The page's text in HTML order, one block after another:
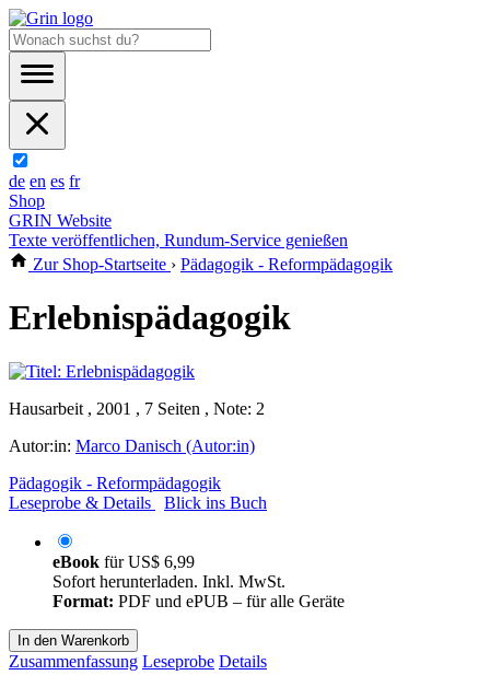
de en es fr
Shop
GRIN Website
Texte veröffentlichen, Rundum-Service genießen
Zur Shop-Startseite › Pädagogik - Reformpädagogik
Erlebnispädagogik
Hausarbeit , 2001 , 7 Seiten , Note: 2
Autor:in: Marco Danisch (Autor:in)
Pädagogik - Reformpädagogik
Leseprobe & Details
Blick ins Buch
eBook fürUS$ 6,99
Sofort herunterladen. Inkl. MwSt.
Format: PDF und ePUB – für alle Geräte
In den Warenkorb
Zusammenfassung Leseprobe Details